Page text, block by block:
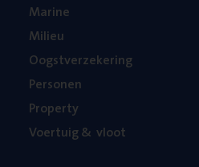
Mari­ne
Mili­eu
Oogst­ver­ze­ke­ring
Per­so­nen
Pro­per­ty
Voer­tuig& vloot